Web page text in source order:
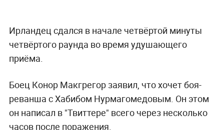
Ирландец сдался в начале четвёртой минуты
четвёртого раунда во время удушающего
приёма.
Боец Конор Макгрегор заявил, что хочет боя-
реванша с Хабибом Нурмагомедовым. Он этом
он написал в "Твиттере" всего через несколько
часов после поражения.